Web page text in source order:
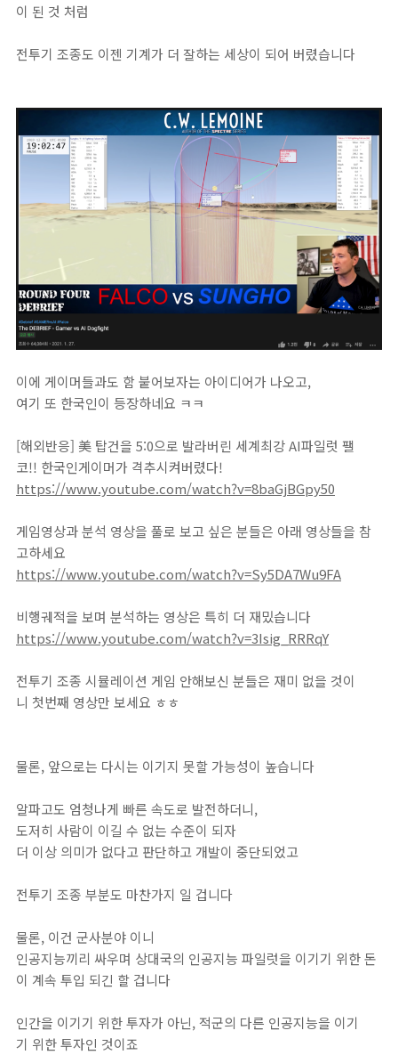
이 된 것 처럼
전투기 조종도 이젠 기계가 더 잘하는 세상이 되어 버렸습니다
이에 게이머들과도 함 붙어보자는 아이디어가 나오고,
여기 또 한국인이 등장하네요 ㅋㅋ
[해외반응] 美 탑건을 5:0으로 발라버린 세계최강 AI파일럿 팰
코!! 한국인게이머가 격추시켜버렸다!
https://www.youtube.com/watch?v=8baGjBGpy50
게임영상과 분석 영상을 풀로 보고 싶은 분들은 아래 영상들을 참
고하세요
https://www.youtube.com/watch?v=Sy5DA7Wu9FA
비행궤적을 보며 분석하는 영상은 특히 더 재밌습니다
https://www.youtube.com/watch?v=3Isig_RRRqY
전투기 조종 시뮬레이션 게임 안해보신 분들은 재미 없을 것이
니 첫번째 영상만 보세요 ㅎㅎ
물론, 앞으로는 다시는 이기지 못할 가능성이 높습니다
알파고도 엄청나게 빠른 속도로 발전하더니,
도저히 사람이 이길 수 없는 수준이 되자
더 이상 의미가 없다고 판단하고 개발이 중단되었고
전투기 조종 부분도 마찬가지 일 겁니다
물론, 이건 군사분야 이니
인공지능끼리 싸우며 상대국의 인공지능 파일럿을 이기기 위한 돈
이 계속 투입 되긴 할 겁니다
인간을 이기기 위한 투자가 아닌, 적군의 다른 인공지능을 이기
기 위한 투자인 것이죠